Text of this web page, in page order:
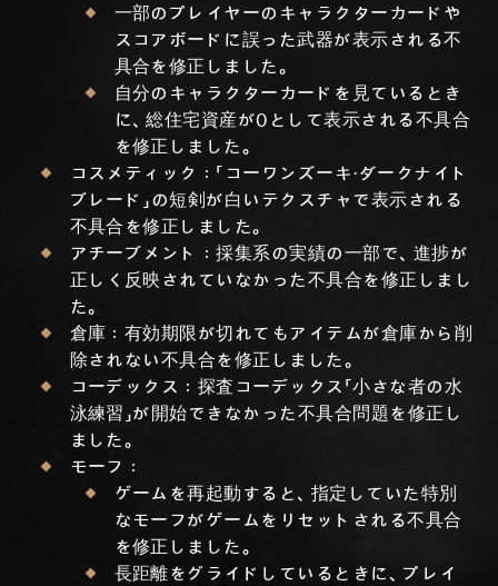
一部のプレイヤーのキャラクターカードや
スコアボードに誤った武器が表示される不
具合を修正しました。
自分のキャラクターカードを見ているとき
に、総住宅資産が0として表示される不具合
を修正しました。
コスメティック：「コーワンズーキ・ダークナイト
ブレード」の短剣が白いテクスチャで表示される
不具合を修正しました。
アチーブメント：採集系の実績の一部で、進捗が
正しく反映されていなかった不具合を修正しまし
た。
倉庫：有効期限が切れてもアイテムが倉庫から削
除されない不具合を修正しました。
コーデックス：探査コーデックス「小さな者の水
泳練習」が開始できなかった不具合問題を修正し
ました。
モーフ：
ゲームを再起動すると、指定していた特別
なモーフがゲームをリセットされる不具合
を修正しました。
長距離をグライドしているときに、プレイ